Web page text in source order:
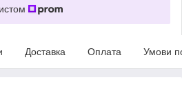
Доставка Оплата Умови